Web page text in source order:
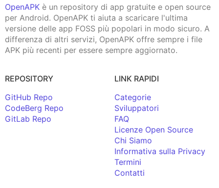
OpenAPK è un repository di app gratuite e open source
per Android. OpenAPK ti aiuta a scaricare l'ultima
versione delle app FOSS più popolari in modo sicuro. A
differenza di altri servizi, OpenAPK offre sempre i file
APK più recenti per essere sempre aggiornato.
REPOSITORY
GitHub Repo
CodeBerg Repo
GitLab Repo
LINK RAPIDI
Categorie
Sviluppatori
FAQ
Licenze Open Source
Chi Siamo
Informativa sulla Privacy
Termini
Contatti